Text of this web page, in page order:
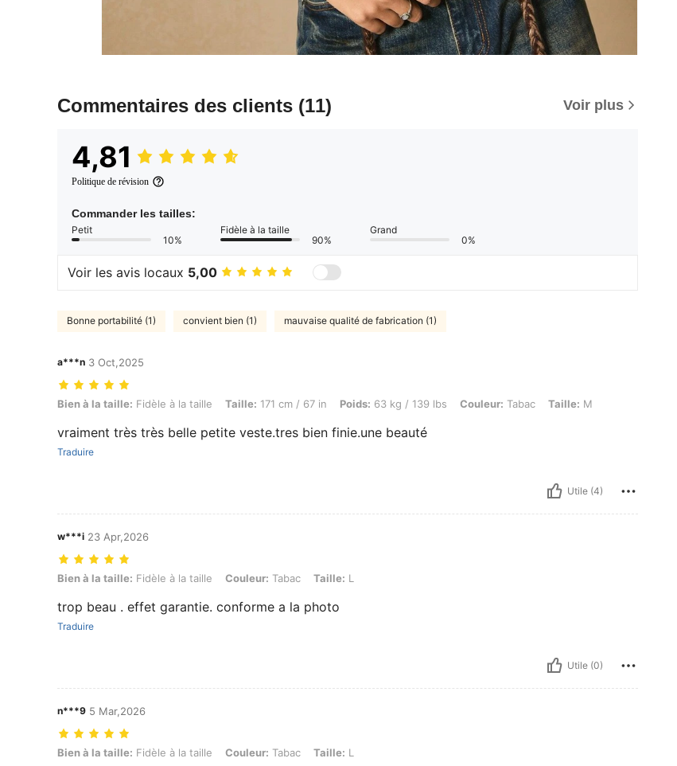
Commentaires des clients (11) Voir plus
4,81
Politique de révision
Commander les tailles:
Petit
10%
Fidèle à la taille
90%
Grand
0%
Voir les avis locaux 5,00
Bonne portabilité (1) convient bien (1) mauvaise qualité de fabrication (1)
a***n 3 Oct,2025
Bien à la taille: Fidèle à la taille, Taille: 171 cm / 67 in, Poids: 63 kg / 139 lbs, Couleur: Tabac, Taille: M
Bien à la taille: Fidèle à la taille Taille: 171 cm / 67 in Poids: 63 kg / 139 lbs Couleur: Tabac Taille: M
vraiment très très belle petite veste.tres bien finie.une beauté
Traduire
Utile (4)
w***i 23 Apr,2026
Bien à la taille: Fidèle à la taille, Couleur: Tabac, Taille: L
Bien à la taille: Fidèle à la taille Couleur: Tabac Taille: L
trop beau . effet garantie. conforme a la photo
Traduire
Utile (0)
n***9 5 Mar,2026
Bien à la taille: Fidèle à la taille, Couleur: Tabac, Taille: L
Bien à la taille: Fidèle à la taille Couleur: Tabac Taille: L